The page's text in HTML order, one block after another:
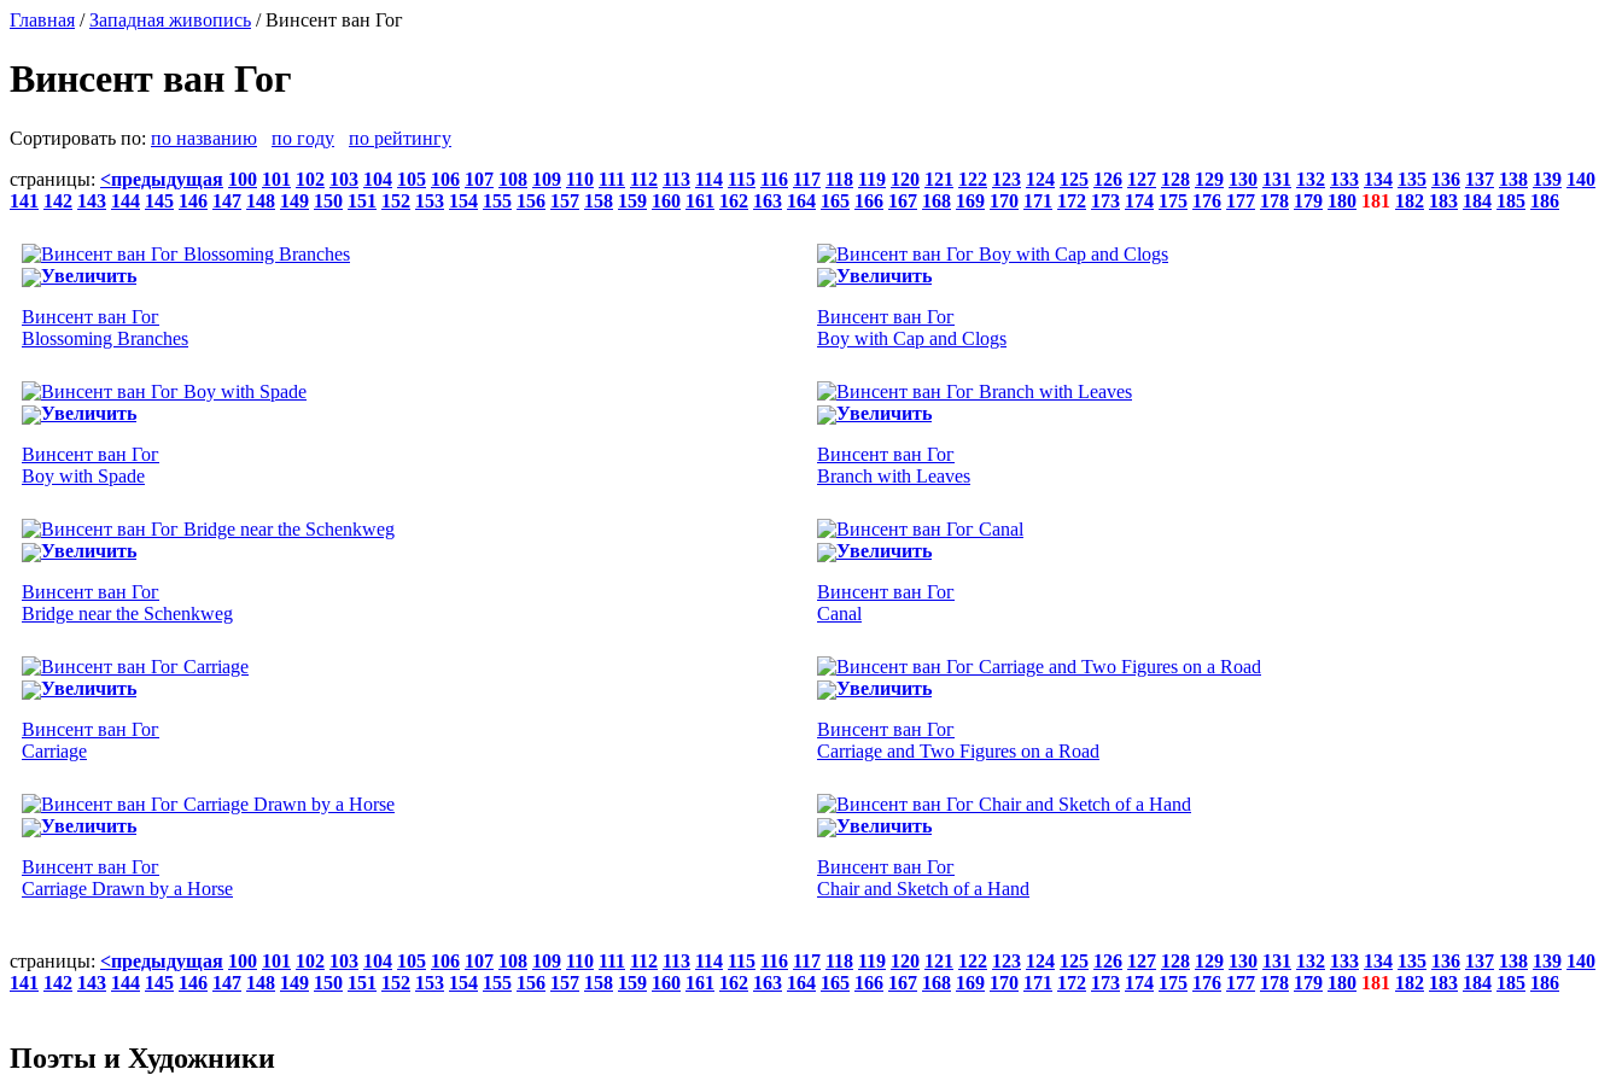
Главная /Западная живопись / Винсент ван Гог
Винсент ван Гог
Сортировать по: по названию по году
по рейтингу
страницы: <предыдущая 100 101 102 103 104 105 106 107 108 109 110 111 112 113 114 115 116 117 118 119 120 121 122 123 124 125 126 127 128 129 130 131 132 133 134 135 136 137 138 139 140
141 142 143 144 145 146 147 148 149 150 151 152 153 154 155 156 157 158 159 160 161 162 163 164 165 166 167 168 169 170 171 172 173 174 175 176 177 178 179 180 181 182 183 184 185 186
Увеличить
Винсент ван Гог
Blossoming Branches
Увеличить
Винсент ван Гог
Boy with Cap and Clogs
Увеличить
Винсент ван Гог
Boy with Spade
Увеличить
Винсент ван Гог
Branch with Leaves
Увеличить
Винсент ван Гог
Bridge near the Schenkweg
Увеличить
Винсент ван Гог
Canal
Увеличить
Винсент ван Гог
Carriage
Увеличить
Винсент ван Гог
Carriage and Two Figures on a Road
Увеличить
Винсент ван Гог
Carriage Drawn by a Horse
Увеличить
Винсент ван Гог
Chair and Sketch of a Hand
страницы: <предыдущая 100 101 102 103 104 105 106 107 108 109 110 111 112 113 114 115 116 117 118 119 120 121 122 123 124 125 126 127 128 129 130 131 132 133 134 135 136 137 138 139 140
141 142 143 144 145 146 147 148 149 150 151 152 153 154 155 156 157 158 159 160 161 162 163 164 165 166 167 168 169 170 171 172 173 174 175 176 177 178 179 180 181 182 183 184 185 186
Поэты и Художники